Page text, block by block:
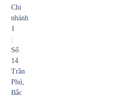
Chi
nhánh
1
:
Số
14
Trần
Phú,
Bắc